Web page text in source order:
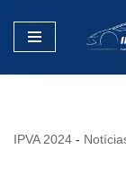
Pular
IPVA 2024 -